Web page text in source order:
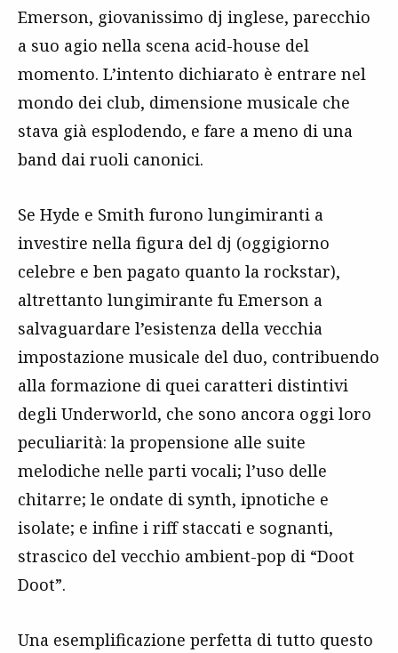
Emerson, giovanissimo dj inglese, parecchio
a suo agio nella scena acid-house del
momento. L’intento dichiarato è entrare nel
mondo dei club, dimensione musicale che
stava già esplodendo, e fare a meno di una
band dai ruoli canonici.
Se Hyde e Smith furono lungimiranti a
investire nella figura del dj (oggigiorno
celebre e ben pagato quanto la rockstar),
altrettanto lungimirante fu Emerson a
salvaguardare l’esistenza della vecchia
impostazione musicale del duo, contribuendo
alla formazione di quei caratteri distintivi
degli Underworld, che sono ancora oggi loro
peculiarità: la propensione alle suite
melodiche nelle parti vocali; l’uso delle
chitarre; le ondate di synth, ipnotiche e
isolate; e infine i riff staccati e sognanti,
strascico del vecchio ambient-pop di “Doot
Doot”.
Una esemplificazione perfetta di tutto questo